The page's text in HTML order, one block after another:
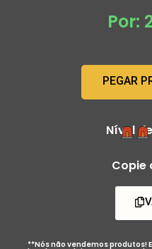
Por:
PEGAR
Nível
Copie
**Nós não vendemos produtos!